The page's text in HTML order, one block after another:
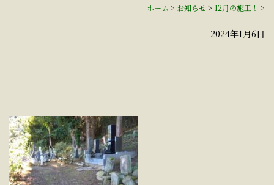
ホーム > お知らせ> 12月の施工！ >
2024年1月6日